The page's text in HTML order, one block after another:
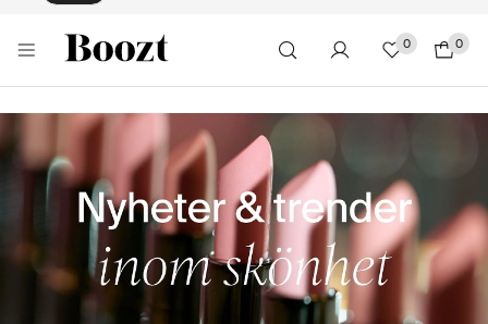
0 0